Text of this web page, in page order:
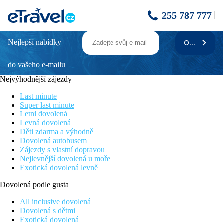
255 787 777
Djerba Sun Beach (ex. Sun Club)
Oblíbený živý klubový hotel
Kavlitní animační program
Obchůdky, bary a restaurace v blízkosti
Vhodný pro rodiny s dětmi
Poloha
Živý klubový hotel v hotelové zón v prostorné zahradě v
bezprostřední blízkosti písečné pláže patří mezi nejoblíbenější
hotely na Djerbě. Díky vyhlášenému animačnímu programu a
bazénu se skluzavkami je hotel vhodný pro klienty, kteří
vyhledávají zábavu a pro rodiny s dětmi.
Vybavení
Celkem 314 pokojů v hlavní a několika vedlejších budovách
roztroušených v zahradě hotelu (2 patra). V hlavní budově
Nejlepší nabídky
do vašeho e-mailu
ODEBÍRAT
Nejvýhodnější zájezdy
Last minute
Super last minute
Letní dovolená
Levná dovolená
Děti zdarma a výhodně
Dovolená autobusem
Zájezdy s vlastní dopravou
Nejlevnější dovolená u moře
Exotická dovolená levně
Dovolená podle gusta
All inclusive dovolená
Dovolená s dětmi
Exotická dovolená